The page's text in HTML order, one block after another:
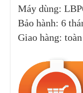
Máy dùng:
Bảo hành: 6
Giao hàng: